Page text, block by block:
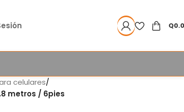
Q
celulares/
metros / 6pies